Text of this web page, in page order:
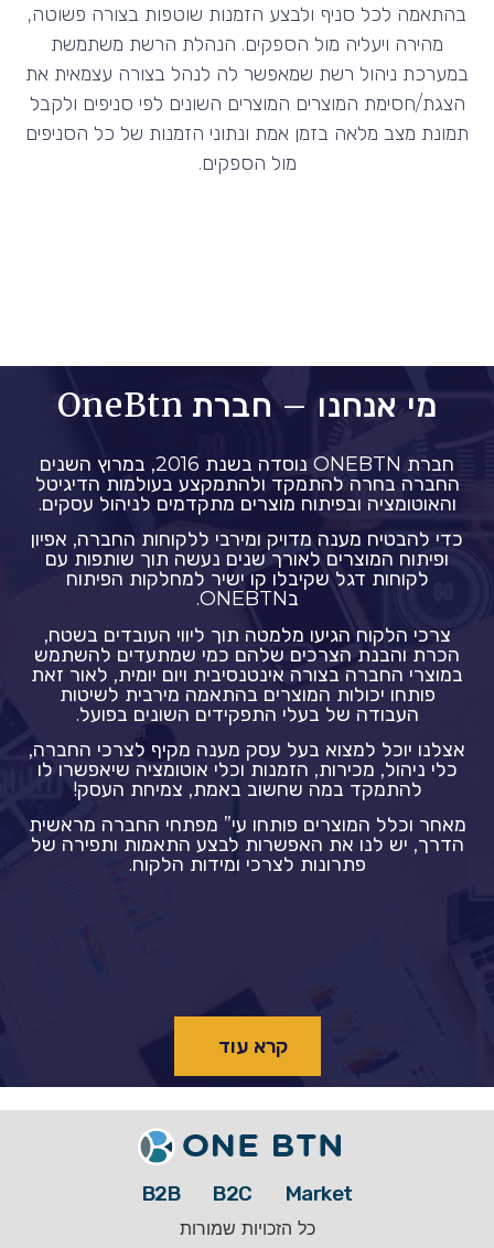
בהתאמה לכל סניף ולבצע הזמנות שוטפות בצורה פשוטה,
מהירה ויעליה מול הספקים. הנהלת הרשת משתמשת
במערכת ניהול רשת שמאפשר לה לנהל בצורה עצמאית את
הצגת/חסימת המוצרים המוצרים השונים לפי סניפים ולקבל
תמונת מצב מלאה בזמן אמת ונתוני הזמנות של כל הסניפים
מול הספקים.
מי אנחנו – חברת OneBtn
חברת ONEBTN נוסדה בשנת 2016, במרוץ השנים
החברה בחרה להתמקד ולהתמקצע בעולמות הדיגיטל
והאוטומציה ובפיתוח מוצרים מתקדמים לניהול עסקים.
כדי להבטיח מענה מדויק ומירבי ללקוחות החברה, אפיון
ופיתוח המוצרים לאורך שנים נעשה תוך שותפות עם
לקוחות דגל שקיבלו קו ישיר למחלקות הפיתוח
בONEBTN.
צרכי הלקוח הגיעו מלמטה תוך ליווי העובדים בשטח,
הכרת והבנת הצרכים שלהם כמי שמתעדים להשתמש
במוצרי החברה בצורה אינטנסיבית ויום יומית, לאור זאת
פותחו יכולות המוצרים בהתאמה מירבית לשיטות
העבודה של בעלי התפקידים השונים בפועל.
אצלנו יוכל למצוא בעל עסק מענה מקיף לצרכי החברה,
כלי ניהול, מכירות, הזמנות וכלי אוטומציה שיאפשרו לו
להתמקד במה שחשוב באמת, צמיחת העסק!
מאחר וכלל המוצרים פותחו עי” מפתחי החברה מראשית
הדרך, יש לנו את האפשרות לבצע התאמות ותפירה של
פתרונות לצרכי ומידות הלקוח.
קרא עוד
Market
B2C
B2B
כל הזכויות שמורות